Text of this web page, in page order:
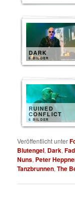
DARK
6 BILDER
RUINED
CONFLICT
6 BILDER
Veröffentlicht unter
Blutengel, Dark,
Nuns, Peter
Tanzbrunnen,The